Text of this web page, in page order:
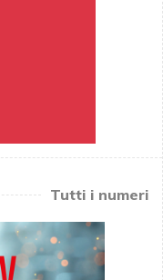
Tutti i numeri